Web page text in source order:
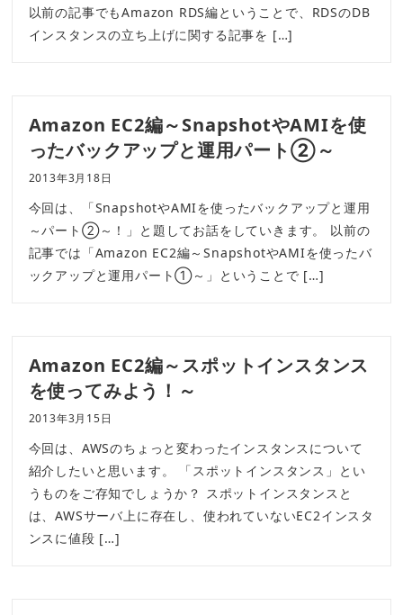
以前の記事でもAmazon RDS編ということで、RDSのDB
インスタンスの立ち上げに関する記事を […]
Amazon EC2編～SnapshotやAMIを使
ったバックアップと運用パート②～
2013年3月18日
今回は、「SnapshotやAMIを使ったバックアップと運用
～パート②～！」と題してお話をしていきます。 以前の
記事では「Amazon EC2編～SnapshotやAMIを使ったバ
ックアップと運用パート①～」ということで […]
Amazon EC2編～スポットインスタンス
を使ってみよう！～
2013年3月15日
今回は、AWSのちょっと変わったインスタンスについて
紹介したいと思います。 「スポットインスタンス」とい
うものをご存知でしょうか？ スポットインスタンスと
は、AWSサーバ上に存在し、使われていないEC2インスタ
ンスに値段 […]